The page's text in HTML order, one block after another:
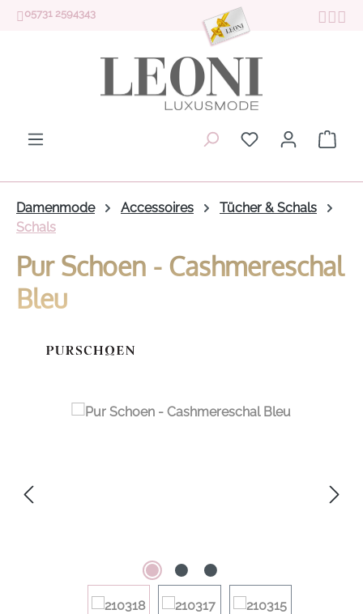
Zum Hauptinhalt springen
05731 2594343
Du hast 0
Damenmode Accessoires
Tücher & Schals
Schals
Pur Schoen - Cashmereschal
Bleu